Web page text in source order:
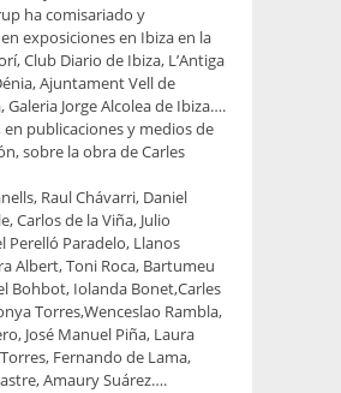
ha comisariado y
exposiciones en Ibiza en la
Club Diario de Ibiza, L’Antiga
Ajuntament Vell de
Galeria Jorge Alcolea de Ibiza….
en publicaciones y medios de
sobre la obra de Carles
Raul Chávarri, Daniel
Carlos de la Viña, Julio
Perelló Paradelo, Llanos
Albert, Toni Roca, Bartumeu
Bohbot, Iolanda Bonet,Carles
Torres,Wenceslao Rambla,
José Manuel Piña, Laura
Fernando de Lama,
Amaury Suárez….